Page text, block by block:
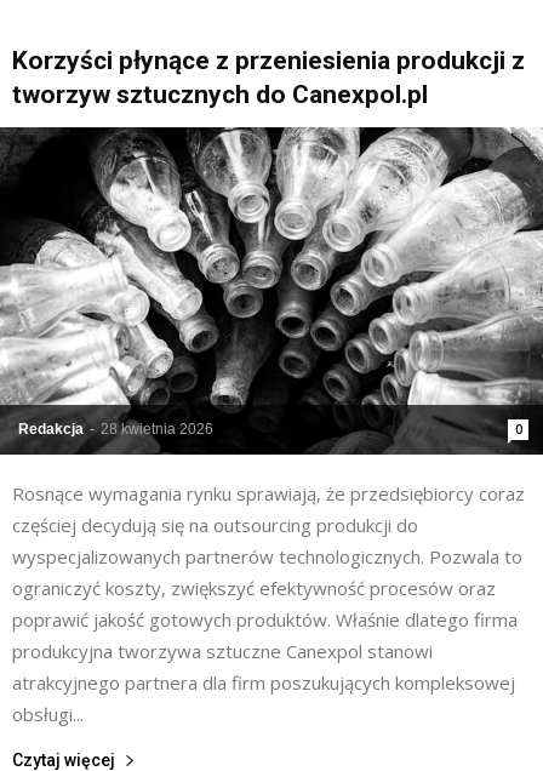
Korzyści płynące z przeniesienia produkcji z
tworzyw sztucznych do Canexpol.pl
Redakcja - 28 kwietnia 2026 0
Rosnące wymagania rynku sprawiają, że przedsiębiorcy coraz
częściej decydują się na outsourcing produkcji do
wyspecjalizowanych partnerów technologicznych. Pozwala to
ograniczyć koszty, zwiększyć efektywność procesów oraz
poprawić jakość gotowych produktów. Właśnie dlatego firma
produkcyjna tworzywa sztuczne Canexpol stanowi
atrakcyjnego partnera dla firm poszukujących kompleksowej
obsługi...
Czytaj więcej